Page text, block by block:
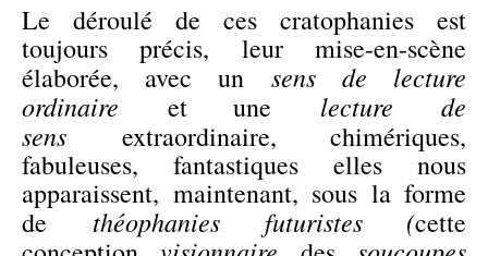
Le déroulé de ces cratophanies est
toujours précis, leur mise-en-scène
élaborée, avec unsens de lecture
ordinaire et une lecture de
sens extraordinaire, chimériques,
fabuleuses, fantastiques elles nous
apparaissent, maintenant, sous la forme
de théophanies futuristes (cette